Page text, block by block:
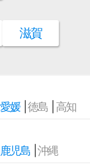
滋賀
愛媛 徳島 高知
鹿児島 沖縄